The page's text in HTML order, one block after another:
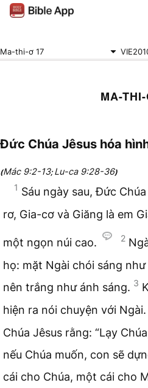
Ma-thi-ơ 17
MA-
Đức Chúa Jêsus hóa
(Mác 9:2-13;Lu-ca 9:28-36)
1 Sáu ngày sau, Đức
rơ, Gia-cơ và Giăng là em
một ngọn núi cao. 2
họ: mặt Ngài chói sáng
nên trắng như ánh sáng. 3
hiện ra nói chuyện với Ngài.
Chúa Jêsus rằng: “Lạy
nếu Chúa muốn, con sẽ
cái cho Chúa, một cái cho